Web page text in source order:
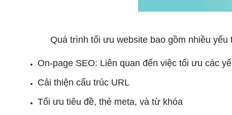
Quá trình tối ưu website bao gồm nhiều yếu
On-page SEO: Liên quan đến việc tối ưu các
Cải thiện cấu trúc URL
Tối ưu tiêu đề, thẻ meta, và từ khóa